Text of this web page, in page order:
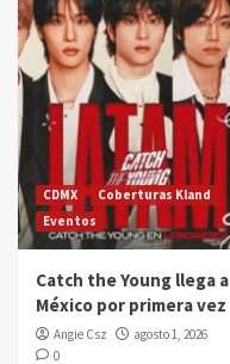
CDMX
Coberturas Kland
Eventos
Catch the Young llega a
México por primera vez
Angie Csz
agosto 1, 2026
0